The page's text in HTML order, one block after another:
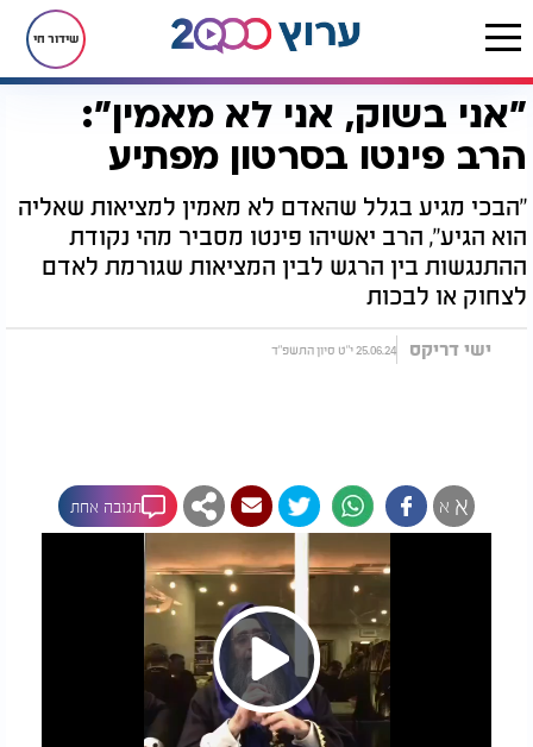
שידור חי
דף הבית יהדות "אני בשוק, אני לא מאמין": הרב פינטו בסרטון מפתיע
"אני בשוק, אני לא מאמין":
הרב פינטו בסרטון מפתיע
"הבכי מגיע בגלל שהאדם לא מאמין למציאות שאליה
הוא הגיע", הרב יאשיהו פינטו מסביר מהי נקודת
ההתנגשות בין הרגש לבין המציאות שגורמת לאדם
לצחוק או לבכות
ישי דריקס 25.06.24 י"ט סיון התשפ"ד
א א תגובה אחת
Play